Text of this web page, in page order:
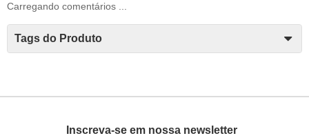
Carregando comentários ...
Tags do Produto
Inscreva-se em nossa newsletter